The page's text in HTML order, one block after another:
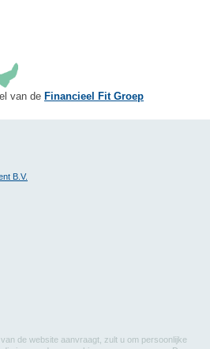
van de Financieel Fit Groep
B.V.
de website aanvraagt, zult u om persoonlijke